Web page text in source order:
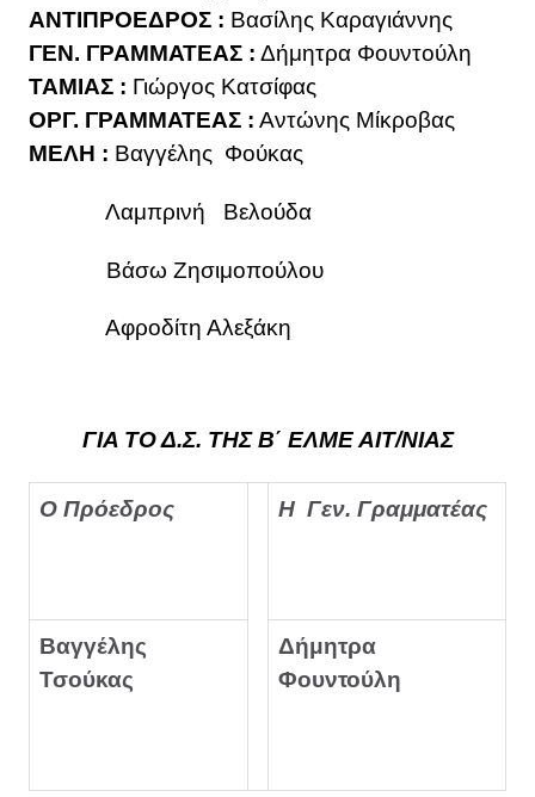
ΑΝΤΙΠΡΟΕΔΡΟΣ : Βασίλης Καραγιάννης
ΓΕΝ. ΓΡΑΜΜΑΤΕΑΣ : Δήμητρα Φουντούλη
ΤΑΜΙΑΣ : Γιώργος Κατσίφας
ΟΡΓ. ΓΡΑΜΜΑΤΕΑΣ : Αντώνης Μίκροβας
ΜΕΛΗ : Βαγγέλης Φούκας
Λαμπρινή Βελούδα
Βάσω Ζησιμοπούλου
Αφροδίτη Αλεξάκη
ΓΙΑ ΤΟ Δ.Σ. ΤΗΣ Β΄ ΕΛΜΕ ΑΙΤ/ΝΙΑΣ
Ο Πρόεδρος Η Γεν. Γραμματέας
Βαγγέλης
Τσούκας
Δήμητρα
Φουντούλη